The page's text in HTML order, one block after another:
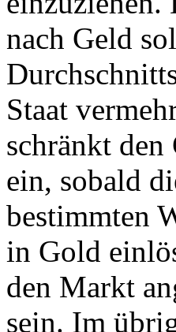
nach Geld
Staat
schränkt
ein, sobald
bestimmten
in Gold
den Markt
sein. Im